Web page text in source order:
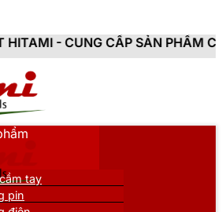
SẢN PHẨM CHÍNH HÃNG,
tay
pin